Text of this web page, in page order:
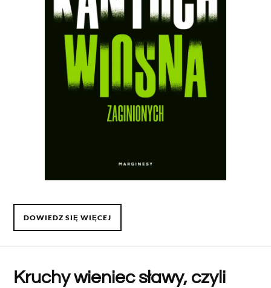
DOWIEDZ SIĘ WIĘCEJ
Kruchy wieniec sławy, czyli